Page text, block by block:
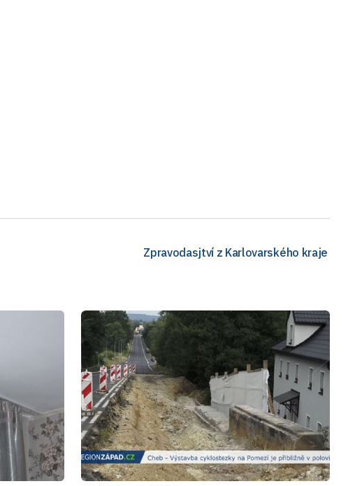
Zpravodasjtví z Karlovarského kraje